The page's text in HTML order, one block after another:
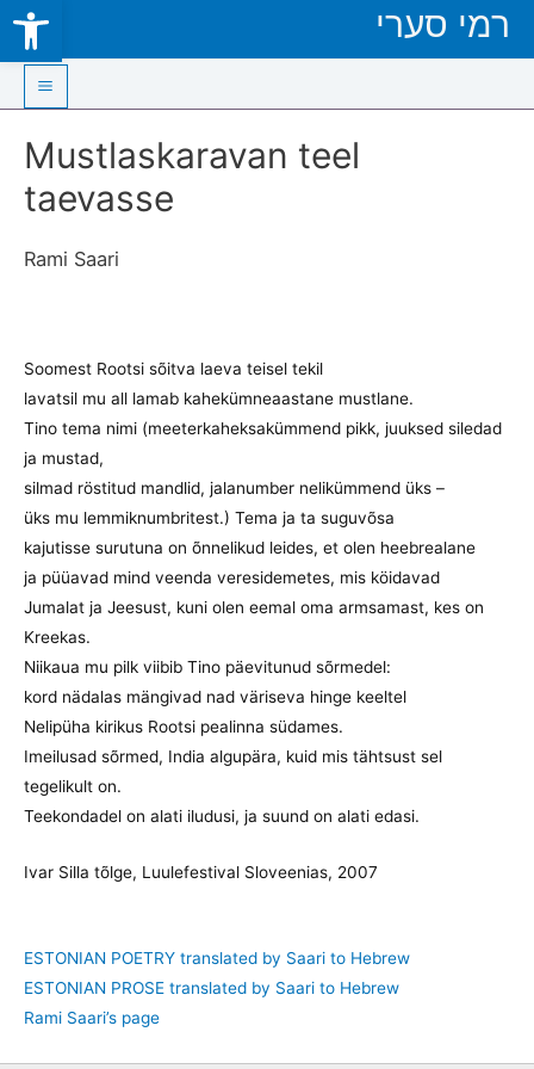
Open toolbar
Skip
רמי סערי
Main
Menu
Mustlaskaravan teel
taevasse
Rami Saari
Soomest Rootsi sõitva laeva teisel tekil
lavatsil mu all lamab kahekümneaastane mustlane.
Tino tema nimi (meeterkaheksakümmend pikk, juuksed siledad
ja mustad,
silmad röstitud mandlid, jalanumber nelikümmend üks –
üks mu lemmiknumbritest.) Tema ja ta suguvõsa
kajutisse surutuna on õnnelikud leides, et olen heebrealane
ja püüavad mind veenda veresidemetes, mis köidavad
Jumalat ja Jeesust, kuni olen eemal oma armsamast, kes on
Kreekas.
Niikaua mu pilk viibib Tino päevitunud sõrmedel:
kord nädalas mängivad nad väriseva hinge keeltel
Nelipüha kirikus Rootsi pealinna südames.
Imeilusad sõrmed, India algupära, kuid mis tähtsust sel
tegelikult on.
Teekondadel on alati iludusi, ja suund on alati edasi.
Ivar Silla tõlge, Luulefestival Sloveenias, 2007
ESTONIAN POETRY translated by Saari to Hebrew
ESTONIAN PROSE translated by Saari to Hebrew
Rami Saari’s page